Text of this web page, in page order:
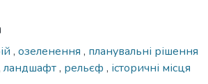
, озеленення , планувальні рішення
ландшафт, рельєф , історичні місця